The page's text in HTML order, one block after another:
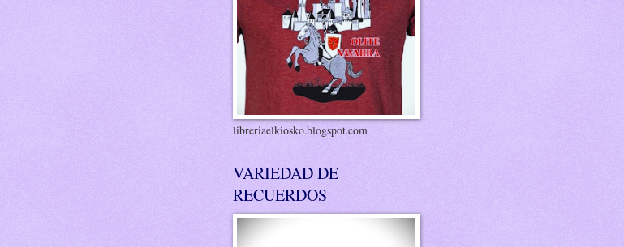
libreriaelkiosko.blogspot.com
VARIEDAD DE
RECUERDOS